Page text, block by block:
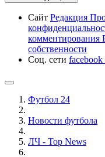
Сайт Редакция
комментирования
собственности
Соц. сети facebook
Футбол 24
Новости футбола
ЛЧ - Top News